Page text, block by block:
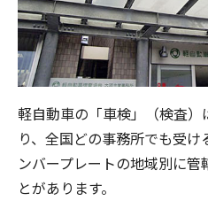
軽自動車の「車検」（検査
り、全国どの事務所でも受
ンバープレートの地域別に
とがあります。